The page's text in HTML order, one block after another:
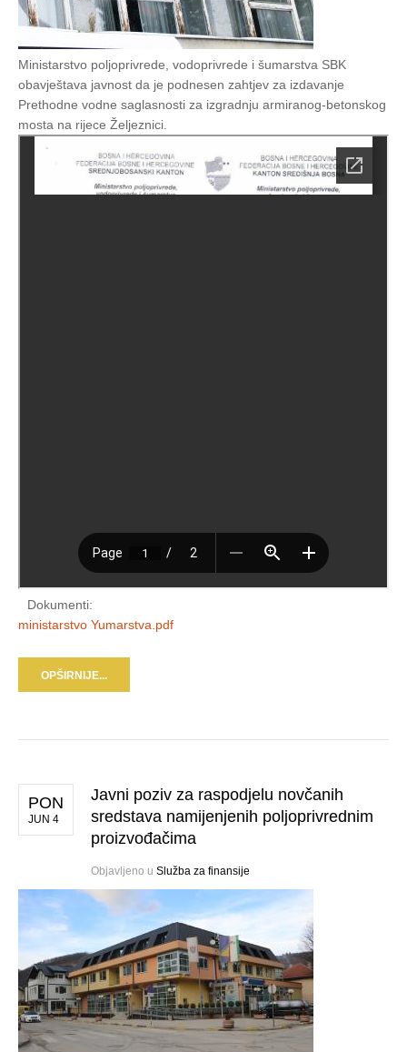
Ministarstvo poljoprivrede, vodoprivrede i šumarstva SBK
obavještava javnost da je podnesen zahtjev za izdavanje
Prethodne vodne saglasnosti za izgradnju armiranog-betonskog
mosta na rijece Željeznici.
Dokumenti:
ministarstvo Yumarstva.pdf
OPŠIRNIJE...
PON
JUN 4
Javni poziv za raspodjelu novčanih
sredstava namijenjenih poljoprivrednim
proizvođačima
Objavljeno u Služba za finansije